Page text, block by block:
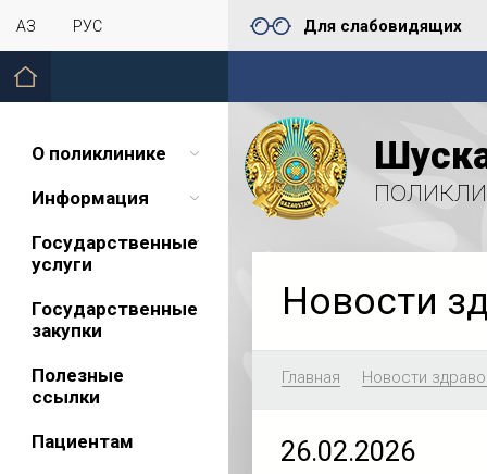
ҚАЗ РУС Для слабовидящих
О поликлинике
Информация
Государственные
услуги
Государственные
закупки
Полезные
ссылки
Пациентам
Новости
Главная Новости
26.02.2026